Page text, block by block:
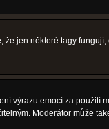
že jen některé tagy fungují,
výrazu emocí za
Moderátor může